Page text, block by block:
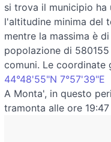
si trova il municipio ha
l'altitudine minima del
mentre la massima è
popolazione di
comuni. Le coordinate
44°48'55"N 7°57'39"E
A Monta', in questo
tramonta alle ore